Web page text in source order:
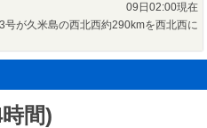
09日02:00現在
号が久米島の西北西約290kmを西北西に
間)